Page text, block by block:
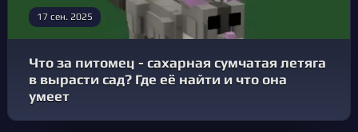
17 сен. 2025
Что за питомец - сахарная сумчатая летяга
в вырасти сад? Где её найти и что она
умеет